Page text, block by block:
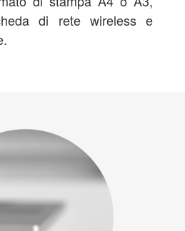
di rete wireless e